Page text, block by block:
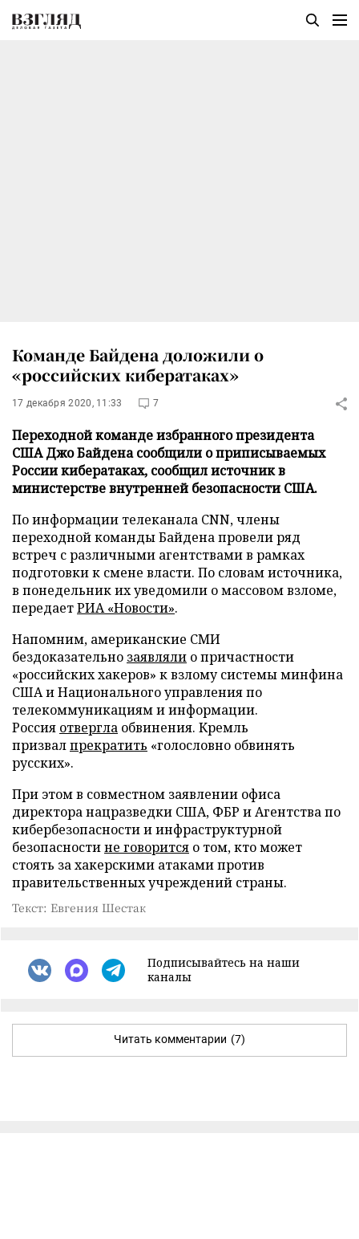
Команде Байдена доложили о
«российских кибератаках»
17 декабря 2020, 11:33 7
Переходной команде избранного президента
США Джо Байдена сообщили о приписываемых
России кибератаках, сообщил источник в
министерстве внутренней безопасности США.
По информации телеканала CNN, члены
переходной команды Байдена провели ряд
встреч с различными агентствами в рамках
подготовки к смене власти. По словам источника,
в понедельник их уведомили о массовом взломе,
передаетРИА «Новости».
Напомним, американские СМИ
бездоказательно заявляли о причастности
«российских хакеров» к взлому системы минфина
США и Национального управления по
телекоммуникациям и информации.
Россия отвергла обвинения. Кремль
призвалпрекратить «голословно обвинять
русских».
При этом в совместном заявлении офиса
директора нацразведки США, ФБР и Агентства по
кибербезопасности и инфраструктурной
безопасностине говорится о том, кто может
стоять за хакерскими атаками против
правительственных учреждений страны.
Текст: Евгения Шестак
Подписывайтесь на наши
каналы
Читать комментарии (7)